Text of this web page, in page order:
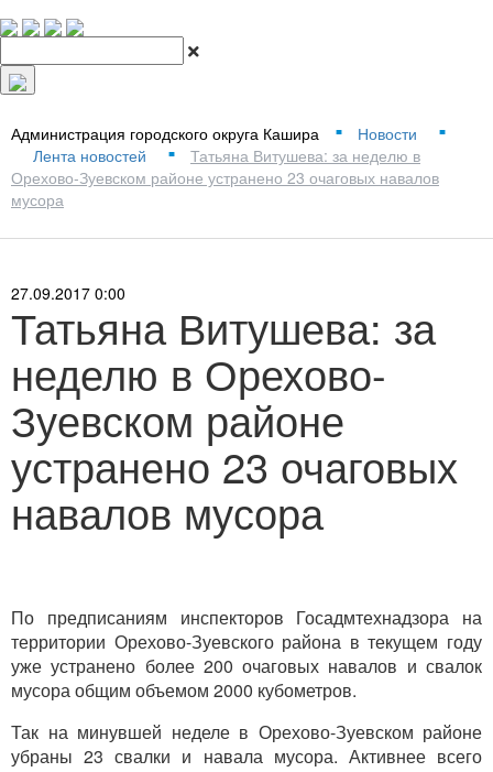
Администрация городского округа Кашира ■ Новости ■
Лента новостей ■
Татьяна Витушева: за неделю в
Орехово-Зуевском районе устранено 23 очаговых навалов
мусора
27.09.2017 0:00
Татьяна Витушева: за
неделю в Орехово-
Зуевском районе
устранено 23 очаговых
навалов мусора
По предписаниям инспекторов Госадмтехнадзора на
территории Орехово-Зуевского района в текущем году
уже устранено более 200 очаговых навалов и свалок
мусора общим объемом 2000 кубометров.
Так на минувшей неделе в Орехово-Зуевском районе
убраны 23 свалки и навала мусора. Активнее всего